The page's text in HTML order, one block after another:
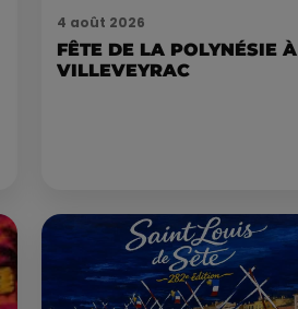
4 août 2026
FÊTE DE LA POLYNÉSIE À
VILLEVEYRAC